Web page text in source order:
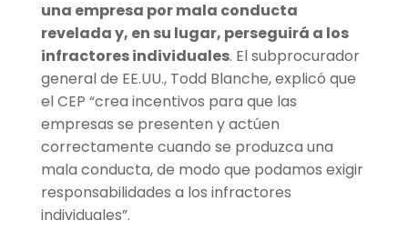
una empresa por mala conducta
revelada y, en su lugar, perseguirá a los
infractores individuales. El subprocurador
general de EE.UU., Todd Blanche, explicó que
el CEP “crea incentivos para que las
empresas se presenten y actúen
correctamente cuando se produzca una
mala conducta, de modo que podamos exigir
responsabilidades a los infractores
individuales”.